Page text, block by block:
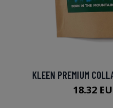
KLEEN PREMIUM
18.32